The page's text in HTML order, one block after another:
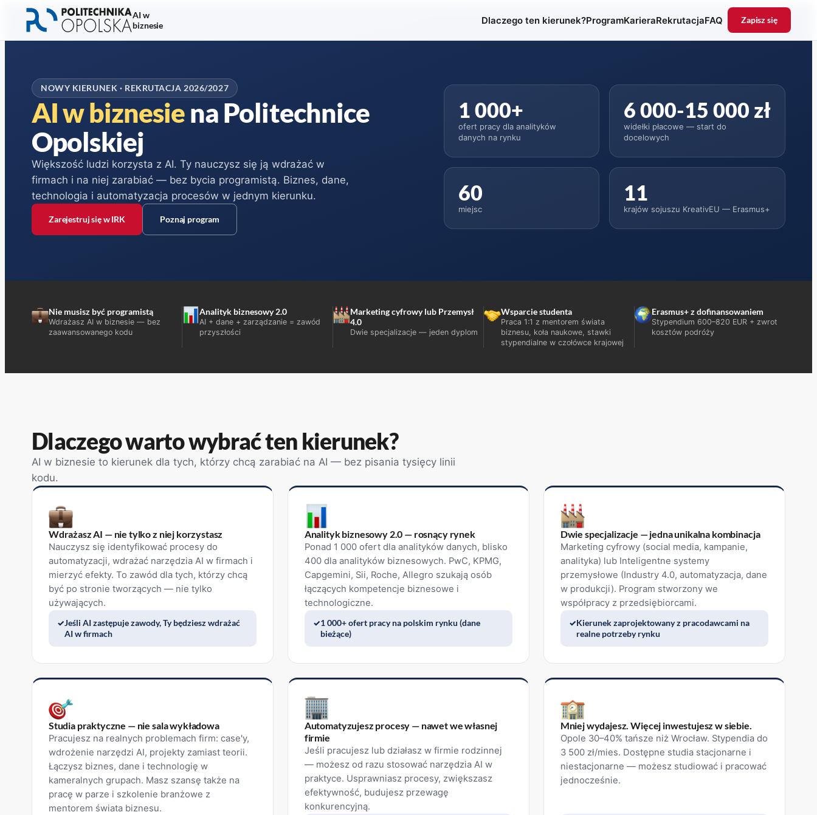
Przejdź do nagłówka
Przejdź do treści głównej
Przejdź do stopki
AI w
biznesie
Dlaczego ten kierunek?ProgramKarieraRekrutacjaFAQ Zapisz się(otwiera się w
NOWY KIERUNEK · REKRUTACJA 2026/2027
AI w biznesiena Politechnice
Opolskiej
Większość ludzi korzysta z AI. Ty nauczysz się ją wdrażać w
firmach i na niej zarabiać — bez bycia programistą. Biznes, dane,
technologia i automatyzacja procesów w jednym kierunku.
Zarejestruj się w IRK(otwiera się w nowym oknie)
Poznaj program
1 000+
ofert pracy dla analityków
danych na rynku
6 000-15 000 zł
widełki płacowe — start do
docelowych
60
miejsc
11
krajów sojuszu KreativEU — Erasmus+
Nie musisz być programistą
Wdrażasz AI w biznesie — bez
zaawansowanego kodu
Analityk biznesowy 2.0
AI + dane + zarządzanie = zawód
przyszłości
Marketing cyfrowy lub Przemysł
4.0
Dwie specjalizacje — jeden dyplom
Wsparcie studenta
Praca 1:1 z mentorem świata
biznesu, koła naukowe, stawki
stypendialne w czołówce krajowej
Erasmus+ z dofinansowaniem
Stypendium 600–820 EUR + zwrot
kosztów podróży
Dlaczego warto wybrać ten kierunek?
AI w biznesie to kierunek dla tych, którzy chcą zarabiać na AI — bez pisania tysięcy linii
kodu.
Wdrażasz AI — nie tylko z niej korzystasz
Nauczysz się identyfikować procesy do
automatyzacji, wdrażać narzędzia AI w firmach i
mierzyć efekty. To zawód dla tych, którzy chcą
być po stronie tworzących — nie tylko
używających.
Jeśli AI zastępuje zawody, Ty będziesz wdrażać
AI w firmach
Analityk biznesowy 2.0 — rosnący rynek
Ponad 1 000 ofert dla analityków danych, blisko
400 dla analityków biznesowych. PwC, KPMG,
Capgemini, Sii, Roche, Allegro szukają osób
łączących kompetencje biznesowe i
technologiczne.
1 000+ ofert pracy na polskim rynku (dane
bieżące)
Dwie specjalizacje — jedna unikalna kombinacja
Marketing cyfrowy (social media, kampanie,
analityka) lub Inteligentne systemy
przemysłowe (Industry 4.0, automatyzacja, dane
w produkcji). Program stworzony we
współpracy z przedsiębiorcami.
Kierunek zaprojektowany z pracodawcami na
realne potrzeby rynku
Studia praktyczne — nie sala wykładowa
Pracujesz na realnych problemach firm: case'y,
wdrożenie narzędzi AI, projekty zamiast teorii.
Łączysz biznes, dane i technologię w
kameralnych grupach. Masz szansę także na
pracę w parze i szkolenie branżowe z
mentorem świata biznesu.
Automatyzujesz procesy — nawet we własnej
firmie
Jeśli pracujesz lub działasz w firmie rodzinnej
— możesz od razu stosować narzędzia AI w
praktyce. Usprawniasz procesy, zwiększasz
efektywność, budujesz przewagę
konkurencyjną.
Mniej wydajesz. Więcej inwestujesz w siebie.
Opole 30–40% tańsze niż Wrocław. Stypendia do
3 500 zł/mies. Dostępne studia stacjonarne i
niestacjonarne — możesz studiować i pracować
jednocześnie.